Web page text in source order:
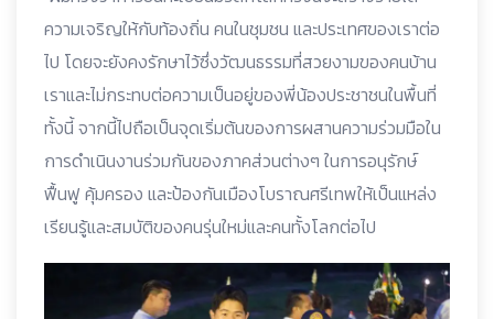
ความเจริญให้กับท้องถิ่น คนในชุมชน และประเทศของเราต่อ
ไป โดยจะยังคงรักษาไว้ซึ่งวัฒนธรรมที่สวยงามของคนบ้าน
เราและไม่กระทบต่อความเป็นอยู่ของพี่น้องประชาชนในพื้นที่
ทั้งนี้ จากนี้ไปถือเป็นจุดเริ่มต้นของการผสานความร่วมมือใน
การดำเนินงานร่วมกันของภาคส่วนต่างๆ ในการอนุรักษ์
ฟื้นฟู คุ้มครอง และป้องกันเมืองโบราณศรีเทพให้เป็นแหล่ง
เรียนรู้และสมบัติของคนรุ่นใหม่และคนทั้งโลกต่อไป